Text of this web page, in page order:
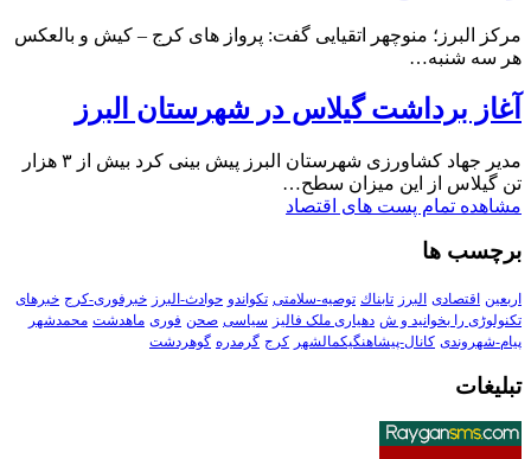
مرکز البرز؛ منوچهر اتقیایی گفت: پرواز های کرج – کیش و بالعکس
هر سه شنبه…
آغاز برداشت گیلاس در شهرستان البرز
مدیر جهاد کشاورزی شهرستان البرز پیش بینی کرد بیش از ۳ هزار
تن گیلاس از این میزان سطح…
مشاهده تمام پست های اقتصاد
برچسب ها
اربعین اقتصادی البرز تابناك توصیه-سلامتی تکواندو حوادث-البرز خبرفوری-کرج خبرهای
تکنولوڑی را بخوانید و ش دهیاری ملک فالیز سیاسی صحن فوری ماهدشت محمدشهر
پیام-شهروندی کانال-پیشاهنگیکمالشهر کرج گرمدره گوهردشت
تبلیغات